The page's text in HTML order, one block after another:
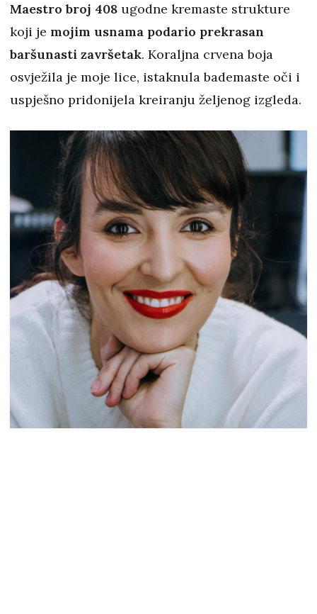
Maestro broj 408 ugodne kremaste strukture
koji je mojim usnama podario prekrasan
baršunasti završetak. Koraljna crvena boja
osvježila je moje lice, istaknula bademaste oči i
uspješno pridonijela kreiranju željenog izgleda.